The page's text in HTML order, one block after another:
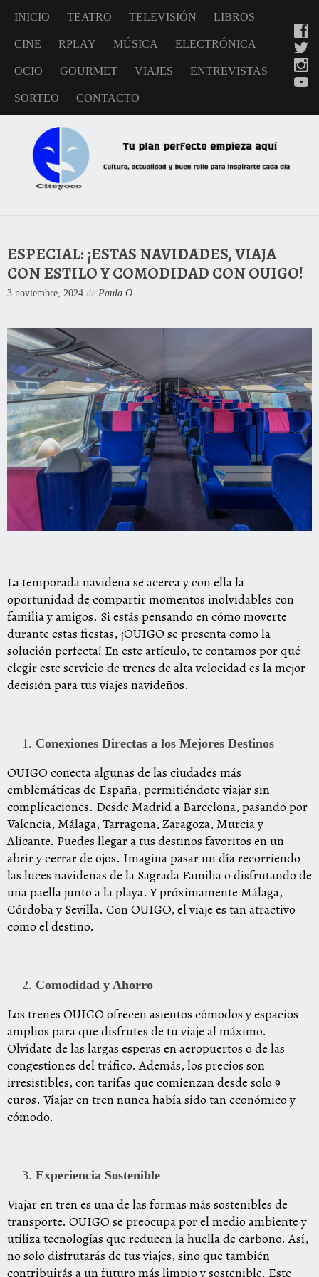
INICIO TEATRO TELEVISIÓN LIBROS
CINE RPLAY MÚSICA ELECTRÓNICA
OCIO GOURMET VIAJES ENTREVISTAS
SORTEO CONTACTO
ESPECIAL: ¡ESTAS NAVIDADES, VIAJA
CON ESTILO Y COMODIDAD CON OUIGO!
3 noviembre, 2024 de Paula O.
La temporada navideña se acerca y con ella la
oportunidad de compartir momentos inolvidables con
familia y amigos. Si estás pensando en cómo moverte
durante estas fiestas, ¡OUIGO se presenta como la
solución perfecta! En este artículo, te contamos por qué
elegir este servicio de trenes de alta velocidad es la mejor
decisión para tus viajes navideños.
Conexiones Directas a los Mejores Destinos
OUIGO conecta algunas de las ciudades más
emblemáticas de España, permitiéndote viajar sin
complicaciones. Desde Madrid a Barcelona, pasando por
Valencia, Málaga, Tarragona, Zaragoza, Murcia y
Alicante. Puedes llegar a tus destinos favoritos en un
abrir y cerrar de ojos. Imagina pasar un día recorriendo
las luces navideñas de la Sagrada Familia o disfrutando de
una paella junto a la playa. Y próximamente Málaga,
Córdoba y Sevilla. Con OUIGO, el viaje es tan atractivo
como el destino.
Comodidad y Ahorro
Los trenes OUIGO ofrecen asientos cómodos y espacios
amplios para que disfrutes de tu viaje al máximo.
Olvídate de las largas esperas en aeropuertos o de las
congestiones del tráfico. Además, los precios son
irresistibles, con tarifas que comienzan desde solo 9
euros. Viajar en tren nunca había sido tan económico y
cómodo.
Experiencia Sostenible
Viajar en tren es una de las formas más sostenibles de
transporte. OUIGO se preocupa por el medio ambiente y
utiliza tecnologías que reducen la huella de carbono. Así,
no solo disfrutarás de tus viajes, sino que también
contribuirás a un futuro más limpio y sostenible. Este